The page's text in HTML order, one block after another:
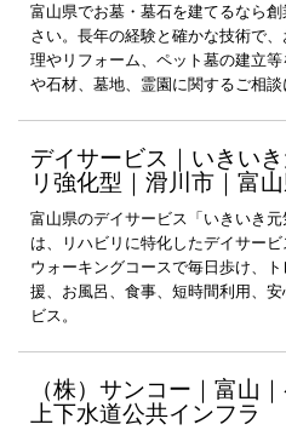
富山県でお墓・墓石を建てるなら
さい。長年の経験と確かな技術で
理やリフォーム、ペット墓の建立
や石材、墓地、霊園に関するご相談
デイサービス｜いきい
リ強化型｜滑川市｜富
富山県のデイサービス「いきいき元
は、リハビリに特化したデイサー
ウォーキングコースで毎日歩け、
援、お風呂、食事、短時間利用、
ビス。
（株）サンコー｜富山
上下水道公共インフラ